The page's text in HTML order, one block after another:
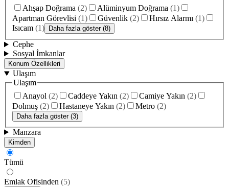
Ahşap Doğrama (2) Alüminyum Doğrama (1)
Apartman Görevlisi (1) Güvenlik (2) Hırsız Alarmı (1)
Isıcam (1) Daha fazla göster (8)
Cephe
Sosyal İmkanlar
Konum Özellikleri
Ulaşım
Ulaşım
Anayol (2) Caddeye Yakın (2) Camiye Yakın (2)
Dolmuş (2) Hastaneye Yakın (2) Metro (2)
Daha fazla göster (3)
Manzara
Kimden
Tümü
Emlak Ofisinden (5)